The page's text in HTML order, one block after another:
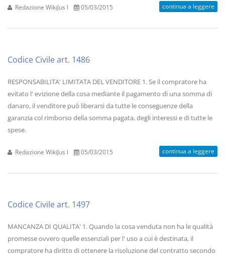
Redazione WikiJus I 05/03/2015 continua a leggere
Codice Civile art. 1486
RESPONSABILITA' LIMITATA DEL VENDITORE 1. Se il compratore ha
evitato l' evizione della cosa mediante il pagamento di una somma di
danaro, il venditore può liberarsi da tutte le conseguenze della
garanzia col rimborso della somma pagata, degli interessi e di tutte le
spese.
Redazione WikiJus I 05/03/2015 continua a leggere
Codice Civile art. 1497
MANCANZA DI QUALITA' 1. Quando la cosa venduta non ha le qualità
promesse ovvero quelle essenziali per l' uso a cui è destinata, il
compratore ha diritto di ottenere la risoluzione del contratto secondo